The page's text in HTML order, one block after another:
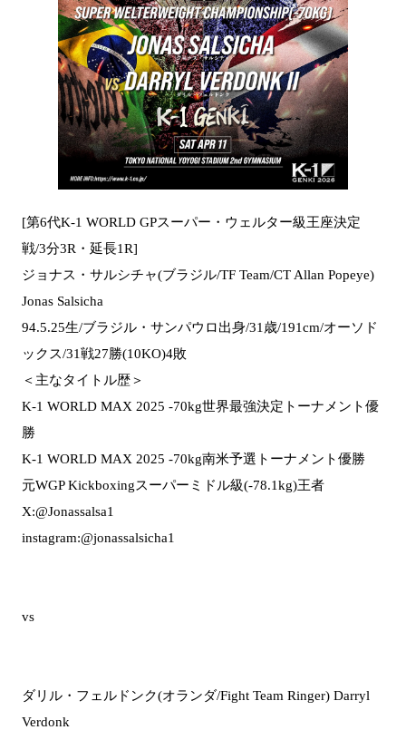
[第6代K-1 WORLD GPスーパー・ウェルター級王座決定
戦/3分3R・延長1R]
ジョナス・サルシチャ(ブラジル/TF Team/CT Allan Popeye)
Jonas Salsicha
94.5.25生/ブラジル・サンパウロ出身/31歳/191cm/オーソド
ックス/31戦27勝(10KO)4敗
＜主なタイトル歴＞
K-1 WORLD MAX 2025 -70kg世界最強決定トーナメント優
勝
K-1 WORLD MAX 2025 -70kg南米予選トーナメント優勝
元WGP Kickboxingスーパーミドル級(-78.1kg)王者
X:@Jonassalsa1
instagram:@jonassalsicha1
vs
ダリル・フェルドンク(オランダ/Fight Team Ringer) Darryl
Verdonk